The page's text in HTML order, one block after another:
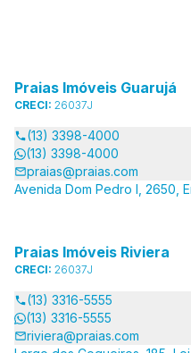
Praias Imóveis Guarujá
CRECI: 26037J
(13) 3398-4000
(13) 3398-4000
praias@praias.com
Avenida Dom Pedro I, 2650,
Praias Imóveis Riviera
CRECI: 26037J
(13) 3316-5555
(13) 3316-5555
riviera@praias.com